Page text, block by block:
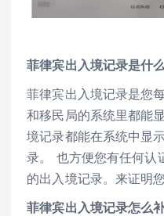
菲律宾出入境记录是什
菲律宾出入境记录是您
和移民局的系统里都能
境记录都能在系统中显
录。 也方便您有任何认
的出入境记录。来证明
菲律宾出入境记录怎么